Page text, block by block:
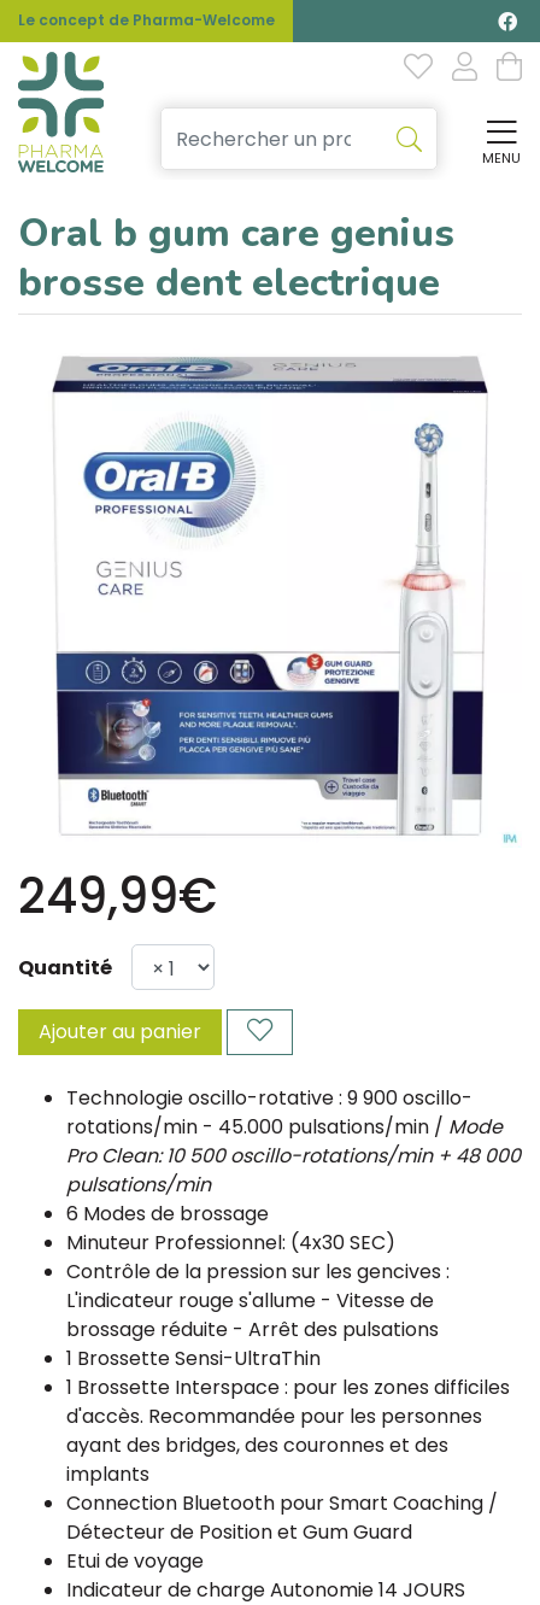
Le concept de Pharma-Welcome
MENU
Oral b gum care genius
brosse dent electrique
249,99€
Quantité
Ajouter au panier
Technologie oscillo-rotative : 9 900 oscillo-
rotations/min - 45.000 pulsations/min / Mode
Pro Clean: 10 500 oscillo-rotations/min + 48 000
pulsations/min
6 Modes de brossage
Minuteur Professionnel: (4x30 SEC)
Contrôle de la pression sur les gencives :
L'indicateur rouge s'allume - Vitesse de
brossage réduite - Arrêt des pulsations
1 Brossette Sensi-UltraThin
1 Brossette Interspace : pour les zones difficiles
d'accès. Recommandée pour les personnes
ayant des bridges, des couronnes et des
implants
Connection Bluetooth pour Smart Coaching /
Détecteur de Position et Gum Guard
Etui de voyage
Indicateur de charge Autonomie 14 JOURS